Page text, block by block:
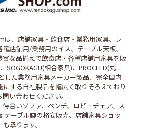
は、店舗家具・飲食店・業務用家具、レ
店舗用/業務用のイス、テーブル天板、
富な品揃えで飲食店・各種店舗用家具を販
SOGOKAGU(相合家具)、PROCEED(丸二
した業務用家具メーカー製品、完全国内
にする自社製品を幅広く取りそろえており
い合わせください。
合いソファ、ベンチ、ロビーチェア、ス
テーブル脚の格安販売、店舗家具ショッ
承ります。